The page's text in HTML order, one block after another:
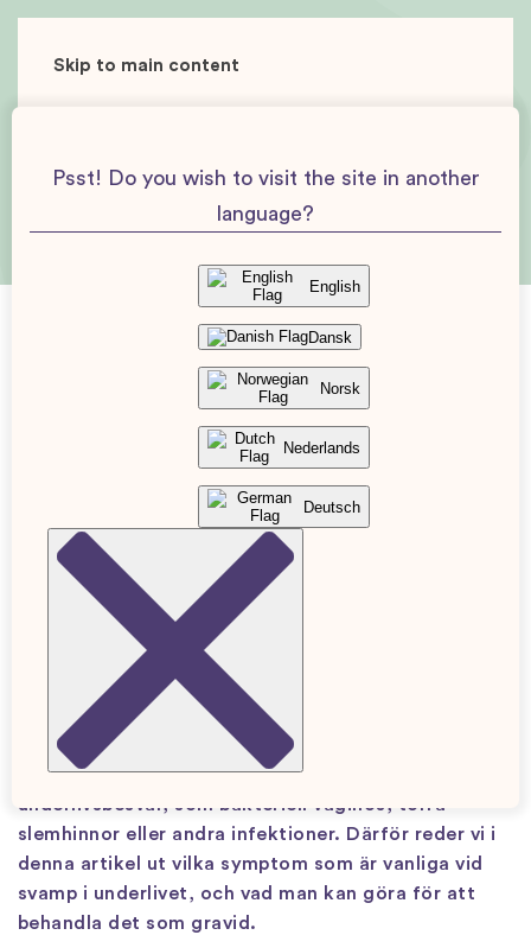
Skip to main content
Svamp i underlivet vid graviditet &
Uppdaterad: 20 May. 2026
Sara Dellner
Barnmorska
Många drabbas av svamp i underlivet under
graviditeten och vissa drabbas även när de ammar.
Svamp är inte farligt och går att behandla med
receptfria läkemedel. Besvären kan däremot vara
obekväma eller obehagliga och det kan ibland vara
svårt att skilja svamp från andra vanliga
underlivsbesvär, som bakteriell vaginos, torra
slemhinnor eller andra infektioner. Därför reder vi i
denna artikel ut vilka symptom som är vanliga vid
svamp i underlivet, och vad man kan göra för att
behandla det som gravid.
Psst! Do you wish to visit the site in another
language?
English
Dansk
Norsk
Nederlands
Deutsch